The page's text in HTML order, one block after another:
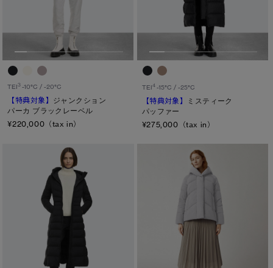
TEI3 -10°C / -20°C
【特典対象】 ジャンクション
パーカ ブラックレーベル
¥220,000（tax in）
TEI4-15°C / -25°C
【特典対象】
ミスティーク
パッファー
¥275,000（tax in）